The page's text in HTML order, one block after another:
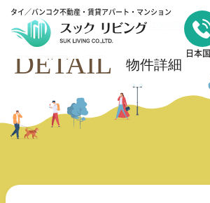
タイ／バンコク不動産・賃貸アパート・マンション
日本
バンコクの不動産・
DETAIL 物件詳細